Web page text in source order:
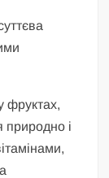
фруктах,
природно і